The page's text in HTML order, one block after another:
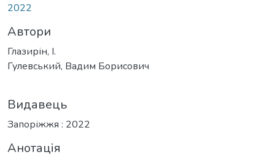
2022
Автори
Глазирін, І.
Гулевський, Вадим Борисович
Видавець
Запоріжжя : 2022
Анотація